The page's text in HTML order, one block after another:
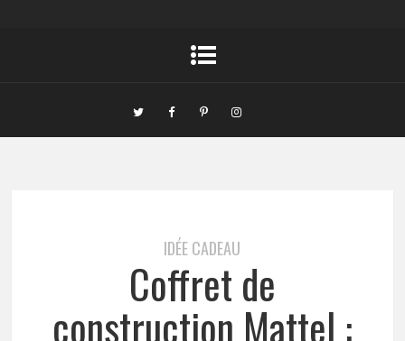
IDÉE CADEAU
Coffret de
construction Mattel :